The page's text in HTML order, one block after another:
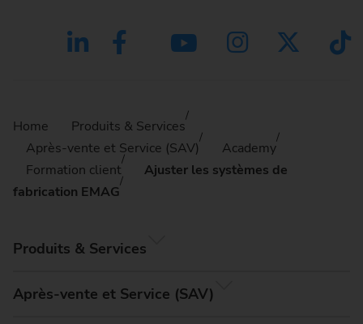
Home
Produits & Services
Après-vente et Service (SAV)
Academy
Formation client
Ajuster les systèmes de
fabrication EMAG
Produits & Services
Après-vente et Service (SAV)